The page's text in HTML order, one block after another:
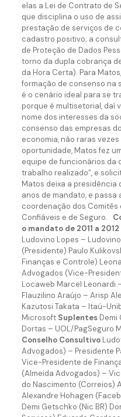
elas a Lei de Contrato de
que disciplina o uso de
prestação de serviços de
cadastro positivo; a
de Proteção de Dados
torno da dupla cobrança
da Hora Certa). Para
formação de consenso na
é o cenário ideal para se
porque é multisetorial, daí
nome dos interesses da
consenso das empresas
economia, não raras
oportunidade, Matos fez
equipe de funcionários da
trabalho realizado”, e
Matos deixa a
anos de mandato, e passa
coordenação dos Comitês
Confiáveis e de Seguro.
o mandato de 2011 a 2012
Ludovino Lopes –
(Presidente) Paulo
Finanças e Controle)
Advogados (Vice-
Locaweb Marcel Leonardi
Flauzilino Araújo – Arisp
Kazutosi Takata – Itaú-
Microsoft SuplentesDemi
Dortas – UOL/PagSeguro
Conselho Consultivo
Advogados) – Presidente
Vice-Presidente de
(Almeida Advogados) –
do Nascimento (Correios)
Alexandre Hohagen
Demi Getschko (Nic BR)